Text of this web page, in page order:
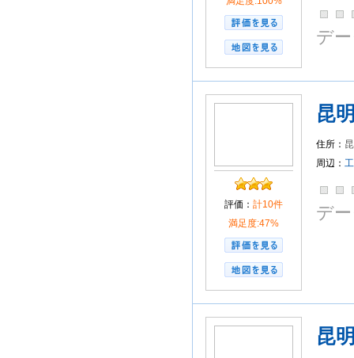
デ
評価： 計10件
満足度:47%
昆
住所：
周辺：
デ
昆